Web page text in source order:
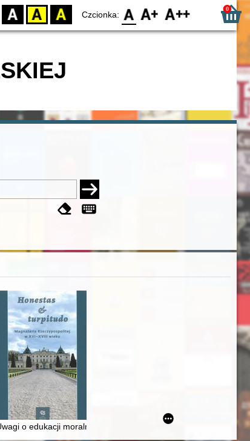
BW YB BY Czcionka: F0 F1 F2 0
i towarzyski lokalnego mieszczaństwa w 2. poł. XIX w
o edukacji moralnej synów szlacheckich w XVI-wiecznej